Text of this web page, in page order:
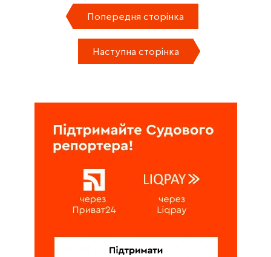
Попередня сторінка
Наступна сторінка